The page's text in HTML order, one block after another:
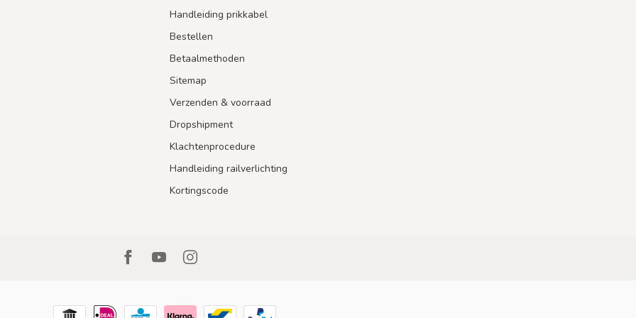
Handleiding prikkabel
Bestellen
Betaalmethoden
Sitemap
Verzenden & voorraad
Dropshipment
Klachtenprocedure
Handleiding railverlichting
Kortingscode